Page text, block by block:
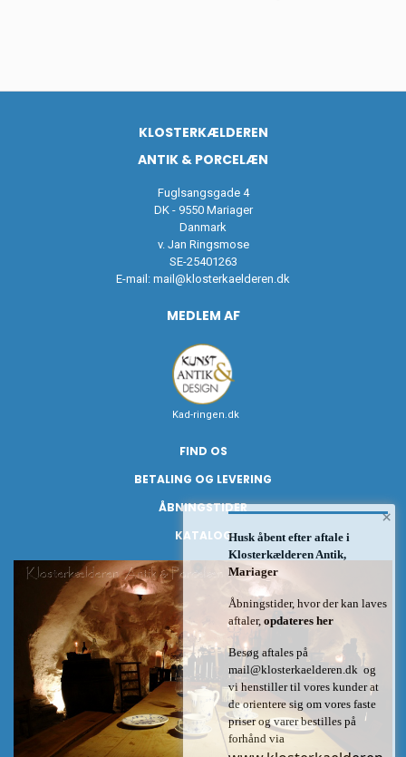
KLOSTERKÆLDEREN
ANTIK & PORCELÆN
Fuglsangsgade 4
DK - 9550 Mariager
Danmark
v. Jan Ringsmose
SE-25401263
E-mail: mail@klosterkaelderen.dk
MEDLEM AF
Kad-ringen.dk
FIND OS
BETALING OG LEVERING
ÅBNINGSTIDER
KATALOG
×
Husk åbent efter aftale i
Klosterkælderen Antik,
Mariager
Åbningstider, hvor der kan laves
aftaler, opdateres her
Besøg aftales på
mail@klosterkaelderen.dk og
vi henstiller til vores kunder at
de orientere sig om vores faste
priser og varer bestilles på
forhånd via